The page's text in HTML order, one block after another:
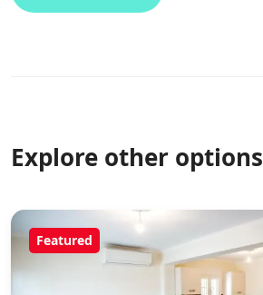
Explore other options
Featured